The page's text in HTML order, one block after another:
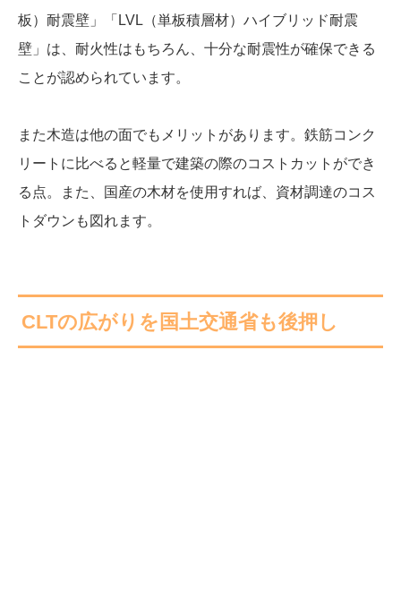
板）耐震壁」「LVL（単板積層材）ハイブリッド耐震
壁」は、耐火性はもちろん、十分な耐震性が確保できる
ことが認められています。
また木造は他の面でもメリットがあります。鉄筋コンク
リートに比べると軽量で建築の際のコストカットができ
る点。また、国産の木材を使用すれば、 資材調達のコス
トダウンも図れます。
CLTの広がりを国土交通省も後押し